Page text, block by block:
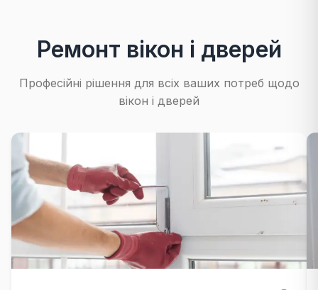
Ремонт вікон і дверей
Професійні рішення для всіх ваших потреб щодо
вікон і дверей